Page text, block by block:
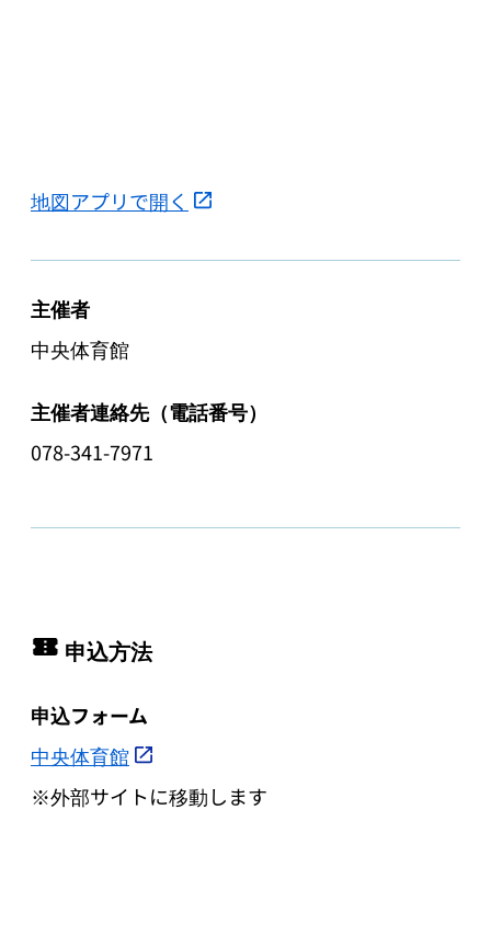
地図アプリで開く
主催者
中央体育館
主催者連絡先（電話番号）
078-341-7971
申込方法
申込フォーム
中央体育館
※外部サイトに移動します